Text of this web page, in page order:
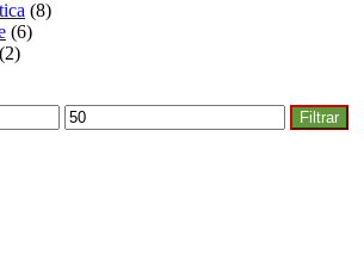
(8)
(6)
(2)
Filtrar